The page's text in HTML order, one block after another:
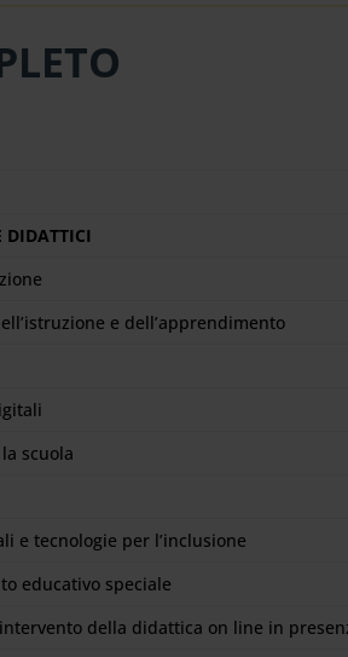
DIDATTICI
e dell’apprendimento
scuola
e tecnologie per l’inclusione
educativo speciale
della didattica on line in